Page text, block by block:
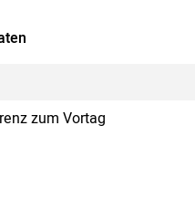
zum Vortag